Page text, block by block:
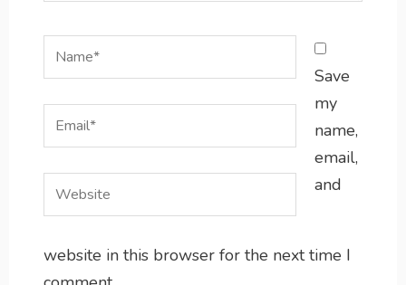
Name*
Email*
Website
Save
my
name,
email,
and
website in this browser for the next time I